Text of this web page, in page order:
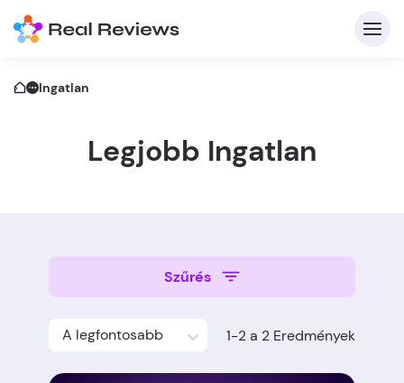
Ingatlan
Legjobb Ingatlan
Szűrés
A legfontosabb 1-2 a 2 Eredmények